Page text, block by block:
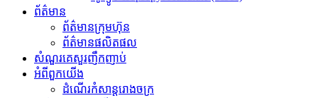
ព័ត៌មាន
ព័ត៌មានក្រុមហ៊ុន
ព័ត៌មានផលិតផល
សំណួរគេសួរញឹកញាប់
អំពី​ពួក​យើង
ដំណើរកំសាន្តរោងចក្រ